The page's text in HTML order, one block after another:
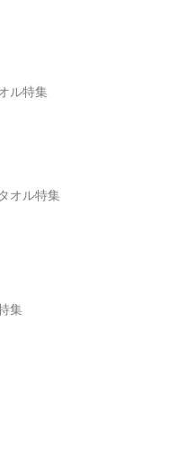
ル特集
オル特集
集